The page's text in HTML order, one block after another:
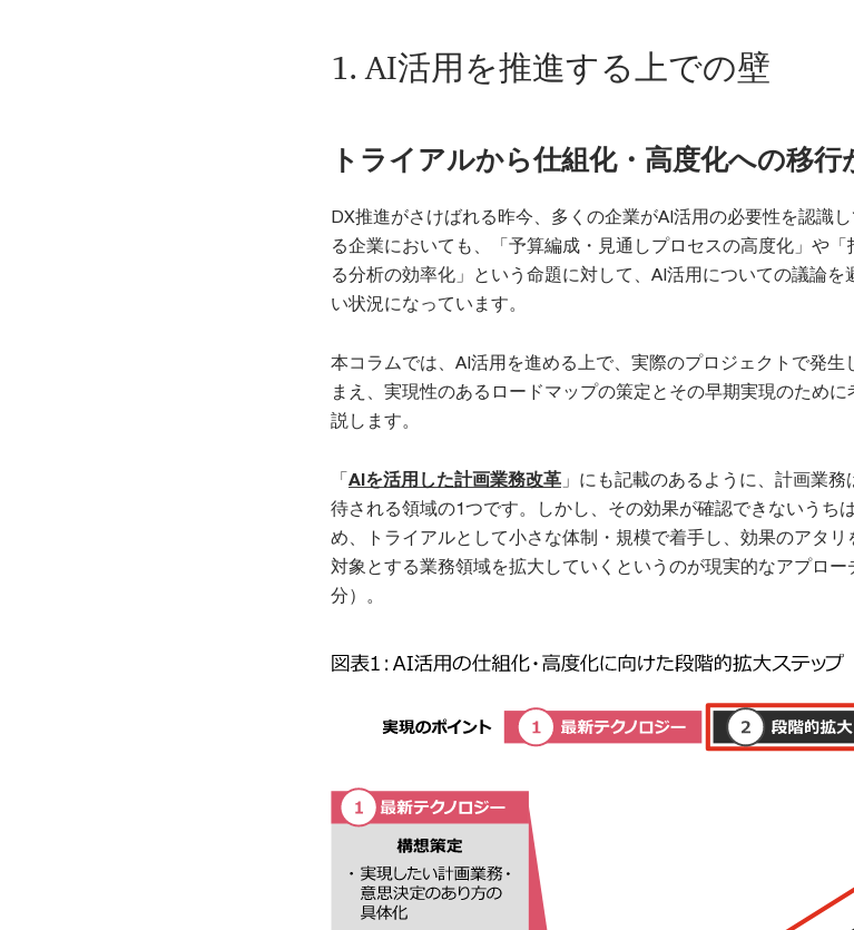
1. AI活用を推進する上での壁
トライアルから仕組化・高度化への移行
DX推進がさけばれる昨今、多くの企業がAI活用の必要性を認識
る企業においても、「予算編成・見通しプロセスの高度化」や「
る分析の効率化」という命題に対して、AI活用についての議論を
い状況になっています。
本コラムでは、AI活用を進める上で、実際のプロジェクトで発生
まえ、実現性のあるロードマップの策定とその早期実現のため
説します。
「AIを活用した計画業務改革 」にも記載のあるように、計画業
待される領域の1つです。しかし、その効果が確認できないうち
め、トライアルとして小さな体制・規模で着手し、効果のアタリ
対象とする業務領域を拡大していくというのが現実的なアプロ
分）。